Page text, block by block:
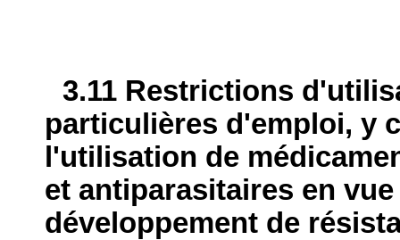
3.11 Restrictions
particulières d'emploi, y
l'utilisation de
et antiparasitaires en
développement de